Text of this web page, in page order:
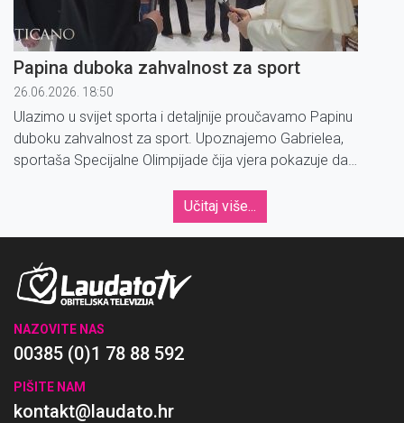
Papina duboka zahvalnost za sport
26.06.2026. 18:50
Ulazimo u svijet sporta i detaljnije proučavamo Papinu
duboku zahvalnost za sport. Upoznajemo Gabrielea,
sportaša Specijalne Olimpijade čija vjera pokazuje da
Učitaj više...
NAZOVITE NAS
00385 (0)1 78 88 592
PIŠITE NAM
kontakt@laudato.hr